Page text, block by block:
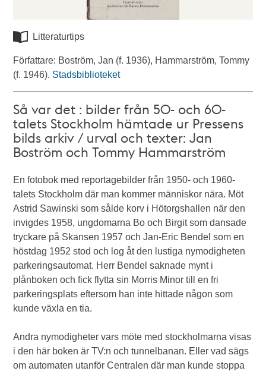
Litteraturtips
Författare: Boström, Jan (f. 1936), Hammarström, Tommy
(f. 1946). Stadsbiblioteket
Så var det : bilder från 50- och 60-
talets Stockholm hämtade ur Pressens
bilds arkiv / urval och texter: Jan
Boström och Tommy Hammarström
En fotobok med reportagebilder från 1950- och 1960-
talets Stockholm där man kommer människor nära. Möt
Astrid Sawinski som sålde korv i Hötorgshallen när den
invigdes 1958, ungdomarna Bo och Birgit som dansade
tryckare på Skansen 1957 och Jan-Eric Bendel som en
höstdag 1952 stod och log åt den lustiga nymodigheten
parkeringsautomat. Herr Bendel saknade mynt i
plånboken och fick flytta sin Morris Minor till en fri
parkeringsplats eftersom han inte hittade någon som
kunde växla en tia.
Andra nymodigheter vars möte med stockholmarna visas
i den här boken är TV:n och tunnelbanan. Eller vad sägs
om automaten utanför Centralen där man kunde stoppa